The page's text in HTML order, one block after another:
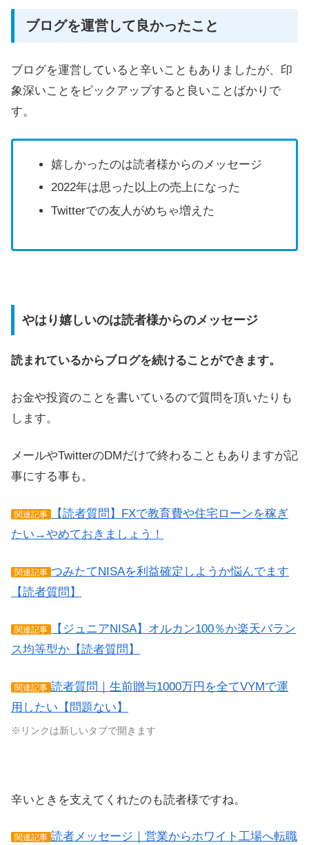
ブログを運営して良かったこと
ブログを運営していると辛いこともありましたが、印
象深いことをピックアップすると良いことばかりで
す。
嬉しかったのは読者様からのメッセージ
2022年は思った以上の売上になった
Twitterでの友人がめちゃ増えた
やはり嬉しいのは読者様からのメッセージ
読まれているからブログを続けることができます。
お金や投資のことを書いているので質問を頂いたりも
します。
メールやTwitterのDMだけで終わることもありますが記
事にする事も。
関連記事
【読者質問】FXで教育費や住宅ローンを稼ぎ
たい→やめておきましょう！
関連記事 つみたてNISAを利益確定しようか悩んでます
【読者質問】
関連記事
【ジュニアNISA】オルカン100％か楽天バラン
ス均等型か【読者質問】
関連記事 読者質問｜生前贈与1000万円を全てVYMで運
用したい【問題ない】
※リンクは新しいタブで開きます
辛いときを支えてくれたのも読者様ですね。
関連記事 読者メッセージ｜営業からホワイト工場へ転職